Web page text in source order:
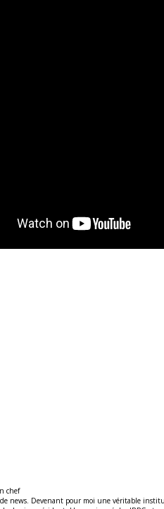
chef
news. Devenant pour moi une véritable